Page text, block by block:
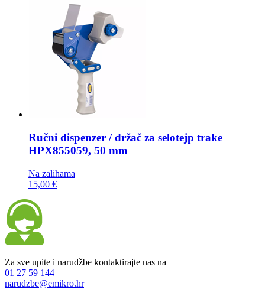
Ručni dispenzer / držač za selotejp trake
HPX855059, 50 mm
Na zalihama
15,00 €
Za sve upite i narudžbe kontaktirajte nas na
01 27 59 144
narudzbe@emikro.hr